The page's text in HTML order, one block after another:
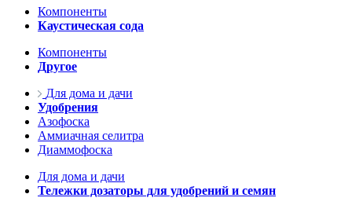
Компоненты
Каустическая сода
Компоненты
Другое
Для дома и дачи
Удобрения
Азофоска
Аммиачная селитра
Диаммофоска
Для дома и дачи
Тележки дозаторы для удобрений и семян